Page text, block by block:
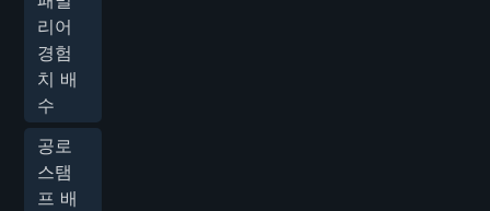
리어
경험
치 배
수
공로
스탬
프 배